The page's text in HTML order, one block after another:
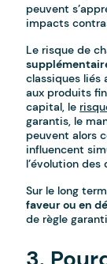
peuvent
impacts
Le risque de
classiques liés
aux produits
capital, le
garantis, le
peuvent alors
influencent
l’évolution des
Sur le long
faveur ou en
de règle